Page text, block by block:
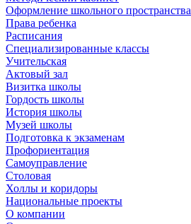
Оформление школьного пространства
Права ребенка
Расписания
Специализированные классы
Учительская
Актовый зал
Визитка школы
Гордость школы
История школы
Музей школы
Подготовка к экзаменам
Профориентация
Самоуправление
Столовая
Холлы и коридоры
Национальные проекты
О компании